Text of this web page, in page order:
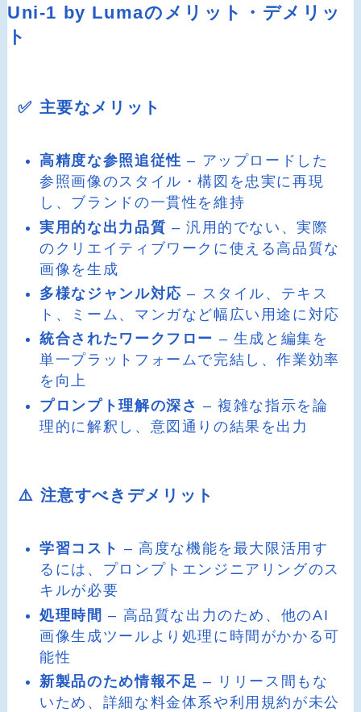
Uni-1 by Lumaのメリット・デメリッ
ト
✅ 主要なメリット
高精度な参照追従性 – アップロードした
参照画像のスタイル・構図を忠実に再現
し、ブランドの一貫性を維持
実用的な出力品質 – 汎用的でない、実際
のクリエイティブワークに使える高品質な
画像を生成
多様なジャンル対応 – スタイル、テキス
ト、ミーム、マンガなど幅広い用途に対応
統合されたワークフロー – 生成と編集を
単一プラットフォームで完結し、作業効率
を向上
プロンプト理解の深さ – 複雑な指示を論
理的に解釈し、意図通りの結果を出力
⚠️ 注意すべきデメリット
学習コスト – 高度な機能を最大限活用す
るには、プロンプトエンジニアリングのス
キルが必要
処理時間 – 高品質な出力のため、他のAI
画像生成ツールより処理に時間がかかる可
能性
新製品のため情報不足 – リリース間もな
いため、詳細な料金体系や利用規約が未公